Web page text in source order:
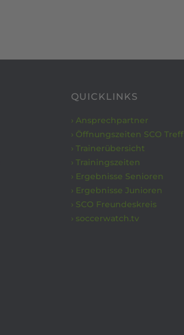
QUICKLINKS
› Ansprechpartner
› Öffnungszeiten SCO Treff
› Trainerübersicht
› Trainingszeiten
› Ergebnisse Senioren
› Ergebnisse Junioren
› SCO Freundeskreis
› soccerwatch.tv